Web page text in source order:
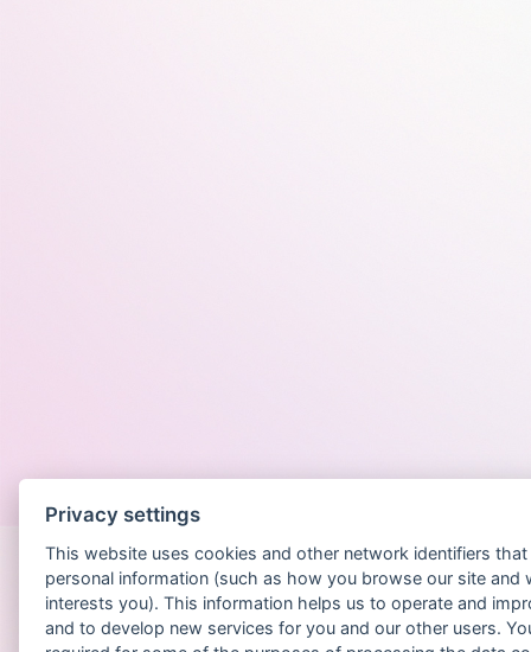
Privacy settings
This website uses cookies and other network identifiers
personal information (such as how you browse our site and
interests you). This information helps us to operate and
and to develop new services for you and our other users.